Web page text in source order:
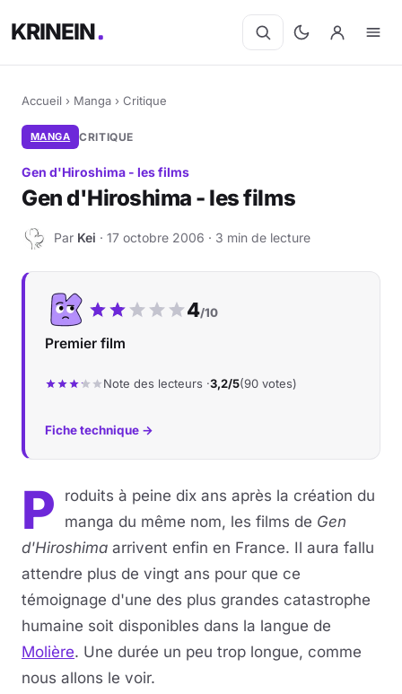
KRINEIN
Accueil › Manga › Critique
MANGA CRITIQUE
Gen d'Hiroshima - les films
Gen d'Hiroshima - les films
K Par Kei · 17 octobre 2006 · 3 min de lecture
Notre note :
4/10
Premier film
Note des lecteurs ·3,2/5(90 votes)
Fiche technique →
P
roduits à peine dix ans après la création du
manga du même nom, les films de Gen
d'Hiroshima arrivent enfin en France. Il aura fallu
attendre plus de vingt ans pour que ce
témoignage d'une des plus grandes catastrophe
humaine soit disponibles dans la langue de
Molière. Une durée un peu trop longue, comme
nous allons le voir.